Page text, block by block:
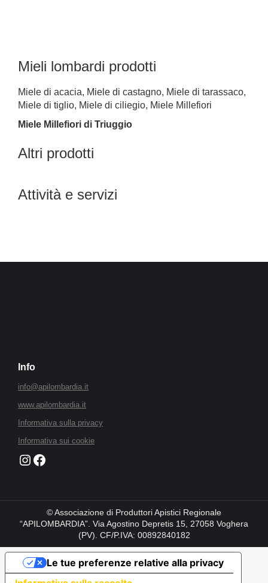
Mieli lombardi prodotti
Miele di acacia, Miele di castagno, Miele di tarassaco,
Miele di tiglio, Miele di ciliegio, Miele Millefiori
Miele Millefiori di Triuggio
Altri prodotti
Attività e servizi
Info
info@apilombardia.it
www.apilombardia.it
Informativa sulla privacy
Informativa sui cookie
Instagram Faceboook
© Associazione di Produttori Apistici Regionale
“APILOMBARDIA”. Via Agostino Depretis 15, 27058 Voghera
(PV). CF/P.IVA: 00892840182
Le tue preferenze relative alla privacy